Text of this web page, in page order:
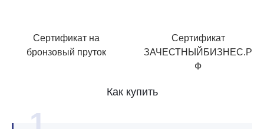
Сертификат на
бронзовый пруток
Сертификат
ЗАЧЕСТНЫЙБИЗНЕС.Р
Ф
Как купить